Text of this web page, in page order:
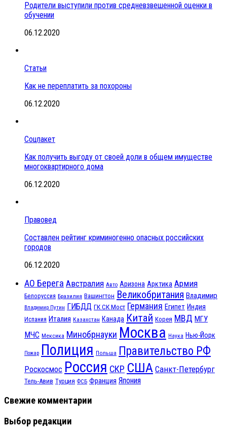
Родители выступили против средневзвешенной оценки в
обучении
06.12.2020
Статьи
Как не переплатить за похороны
06.12.2020
Соцпакет
Как получить выгоду от своей доли в общем имуществе
многоквартирного дома
06.12.2020
Правовед
Составлен рейтинг криминогенно опасных российских
городов
06.12.2020
АО Берега Австралия Авто Аризона Арктика Армия
Белоруссия Бразилия Вашингтон Великобритания Владимир
Владимир Путин ГИБДД ГК СК Мост Германия Египет Индия
Испания Италия Казахстан Канада Китай Корея МВД МГУ
МЧС Мексика Минобрнауки Москва Наука Нью-Йорк
Пожар Полиция Польша Правительство РФ
Роскосмос Россия СКР США Санкт-Петербург
Тель-Авив Турция ФСБ Франция Япония
Свежие комментарии
Выбор редакции